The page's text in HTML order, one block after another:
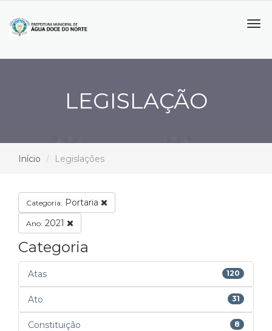
LEGISLAÇÃO
Início Legislações
Categoria: Portaria
Ano: 2021
Categoria
Atas 120
Ato 31
Constituição 8